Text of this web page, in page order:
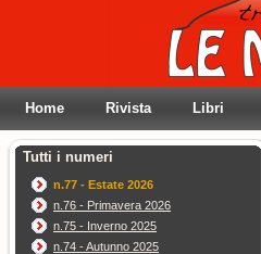
Home Rivista Libri
Tutti i numeri
n.77 - Estate 2026
n.76 - Primavera 2026
n.75 - Inverno 2025
n.74 - Autunno 2025